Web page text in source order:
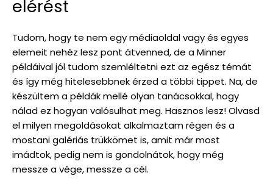
elérést
Tudom, hogy te nem egy médiaoldal vagy és egyes
elemeit nehéz lesz pont átvenned, de a Minner
példáival jól tudom szemléltetni ezt az egész témát
és így még hitelesebbnek érzed a többi tippet. Na, de
készültem a példák mellé olyan tanácsokkal, hogy
nálad ez hogyan valósulhat meg. Hasznos lesz! Olvasd
el milyen megoldásokat alkalmaztam régen és a
mostani galériás trükkömet is, amit már most
imádtok, pedig nem is gondolnátok, hogy még
messze a vége, messze a cél.